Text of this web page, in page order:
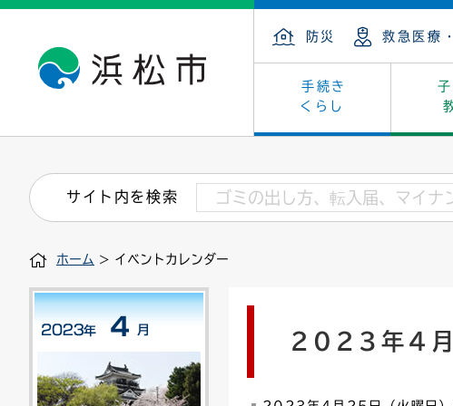
防災 救急医療
手続き
くらし
戸籍・住民の手続き 保険・年金
住まい・建築 墓地・斎場
税金
道路・交通・河川
印鑑登録証明書 戸籍謄本・抄本
道路台帳
子育て・青少年・若者 教育
看護専門学校 学級閉鎖
小学校一覧
健康・医療 福祉
介護保険
文化・芸術 文化財
浜松・浜名湖だいすきネット
産業振興 カーボンニュー
発注情報(入札・契約) 福祉・介護
募集
市の概要 庁舎案内
外郭団体 統計
職員採用
行政区
情報公開・個人
附属機関
サイト内を検索
ホーム > イベントカレンダー
2023年4月